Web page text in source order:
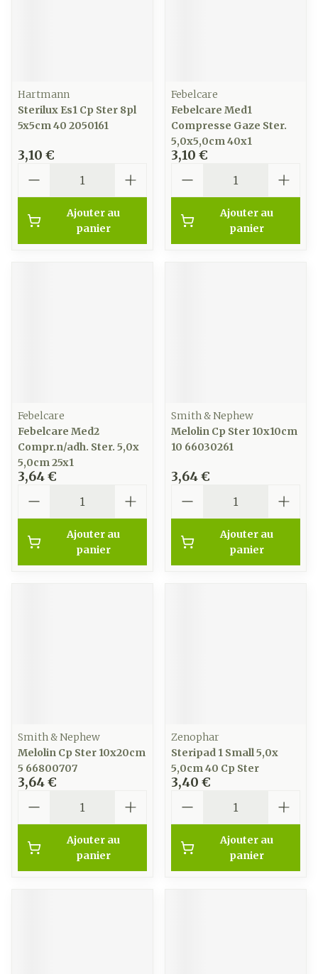
Hartmann
Sterilux Es1 Cp Ster 8pl
5x5cm 40 2050161
3,10 €
Ajouter au
panier
Febelcare
Febelcare Med1
Compresse Gaze Ster.
5,0x5,0cm 40x1
3,10 €
Ajouter au
panier
Febelcare
Febelcare Med2
Compr.n/adh. Ster. 5,0x
5,0cm 25x1
3,64 €
Ajouter au
panier
Smith & Nephew
Melolin Cp Ster 10x10cm
10 66030261
3,64 €
Ajouter au
panier
Smith & Nephew
Melolin Cp Ster 10x20cm
5 66800707
3,64 €
Ajouter au
panier
Zenophar
Steripad 1 Small 5,0x
5,0cm 40 Cp Ster
3,40 €
Ajouter au
panier